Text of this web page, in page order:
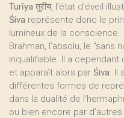
Turīya तुरीय, l’état d’éveil
Śiva représente donc le
lumineux de la conscience.
Brahman, l’absolu, le "sans
inqualifiable. Il a
et apparaît alors par Śiva. Il
différentes formes de
dans la dualité de
ou bien encore par